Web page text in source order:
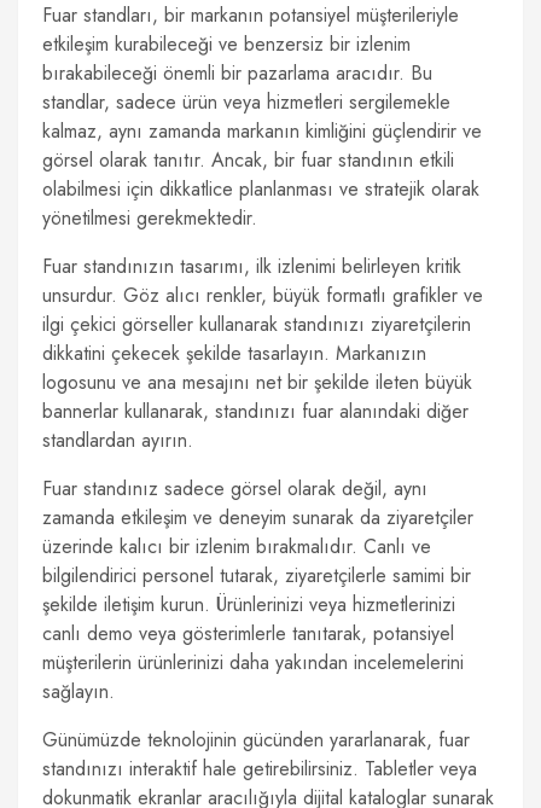
Fuar standları, bir markanın potansiyel müşterileriyle
etkileşim kurabileceği ve benzersiz bir izlenim
bırakabileceği önemli bir pazarlama aracıdır. Bu
standlar, sadece ürün veya hizmetleri sergilemekle
kalmaz, aynı zamanda markanın kimliğini güçlendirir ve
görsel olarak tanıtır. Ancak, bir fuar standının etkili
olabilmesi için dikkatlice planlanması ve stratejik olarak
yönetilmesi gerekmektedir.
Fuar standınızın tasarımı, ilk izlenimi belirleyen kritik
unsurdur. Göz alıcı renkler, büyük formatlı grafikler ve
ilgi çekici görseller kullanarak standınızı ziyaretçilerin
dikkatini çekecek şekilde tasarlayın. Markanızın
logosunu ve ana mesajını net bir şekilde ileten büyük
bannerlar kullanarak, standınızı fuar alanındaki diğer
standlardan ayırın.
Fuar standınız sadece görsel olarak değil, aynı
zamanda etkileşim ve deneyim sunarak da ziyaretçiler
üzerinde kalıcı bir izlenim bırakmalıdır. Canlı ve
bilgilendirici personel tutarak, ziyaretçilerle samimi bir
şekilde iletişim kurun. Ürünlerinizi veya hizmetlerinizi
canlı demo veya gösterimlerle tanıtarak, potansiyel
müşterilerin ürünlerinizi daha yakından incelemelerini
sağlayın.
Günümüzde teknolojinin gücünden yararlanarak, fuar
standınızı interaktif hale getirebilirsiniz. Tabletler veya
dokunmatik ekranlar aracılığıyla dijital kataloglar sunarak